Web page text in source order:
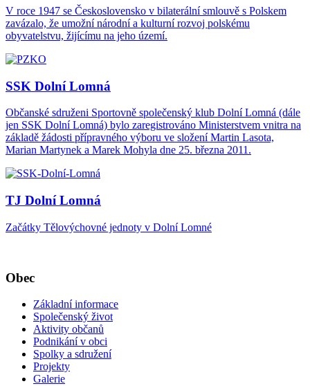
V roce 1947 se Československo v bilaterální smlouvě s Polskem
zavázalo, že umožní národní a kulturní rozvoj polskému
obyvatelstvu, žijícímu na jeho území.
SSK Dolní Lomná
Občanské sdruženi Sportovně společenský klub Dolní Lomná (dále
jen SSK Dolní Lomná) bylo zaregistrováno Ministerstvem vnitra na
základě žádosti přípravného výboru ve složení Martin Lasota,
Marian Martynek a Marek Mohyla dne 25. března 2011.
TJ Dolní Lomná
Začátky Tělovýchovné jednoty v Dolní Lomné
Obec
Základní informace
Společenský život
Aktivity občanů
Podnikání v obci
Spolky a sdružení
Projekty
Galerie